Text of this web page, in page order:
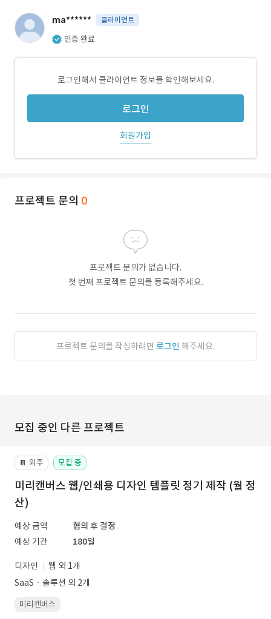
ma****** 클라이언트
인증 완료
로그인해서 클라이언트 정보를 확인해보세요.
로그인
회원가입
프로젝트 문의 0
프로젝트 문의가 없습니다.
첫 번째 프로젝트 문의를 등록해주세요.
프로젝트 문의를 작성하려면 로그인 해주세요.
모집 중인 다른 프로젝트
📔 외주 모집 중
미리캔버스 웹/인쇄용 디자인 템플릿 정기 제작 (월 정
산)
예상 금액
협의 후 결정
예상 기간
180일
디자인
웹 외 1개
SaaSㆍ솔루션 외 2개
미리캔버스